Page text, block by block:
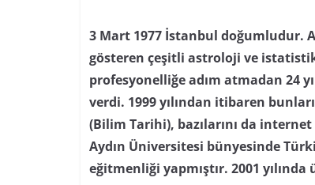
3 Mart 1977 İstanbul doğumludur.
gösteren çeşitli astroloji ve
profesyonelliğe adım atmadan 24
verdi. 1999 yılından itibaren
(Bilim Tarihi), bazılarını da
Aydın Üniversitesi bünyesinde
eğitmenliği yapmıştır. 2001